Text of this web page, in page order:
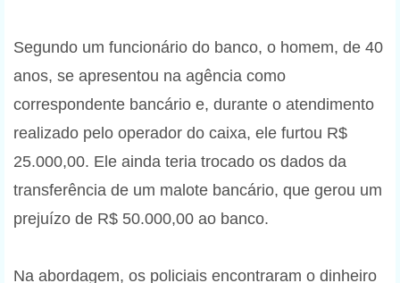
Segundo um funcionário do banco, o homem, de 40
anos, se apresentou na agência como
correspondente bancário e, durante o atendimento
realizado pelo operador do caixa, ele furtou R$
25.000,00. Ele ainda teria trocado os dados da
transferência de um malote bancário, que gerou um
prejuízo de R$ 50.000,00 ao banco.
Na abordagem, os policiais encontraram o dinheiro